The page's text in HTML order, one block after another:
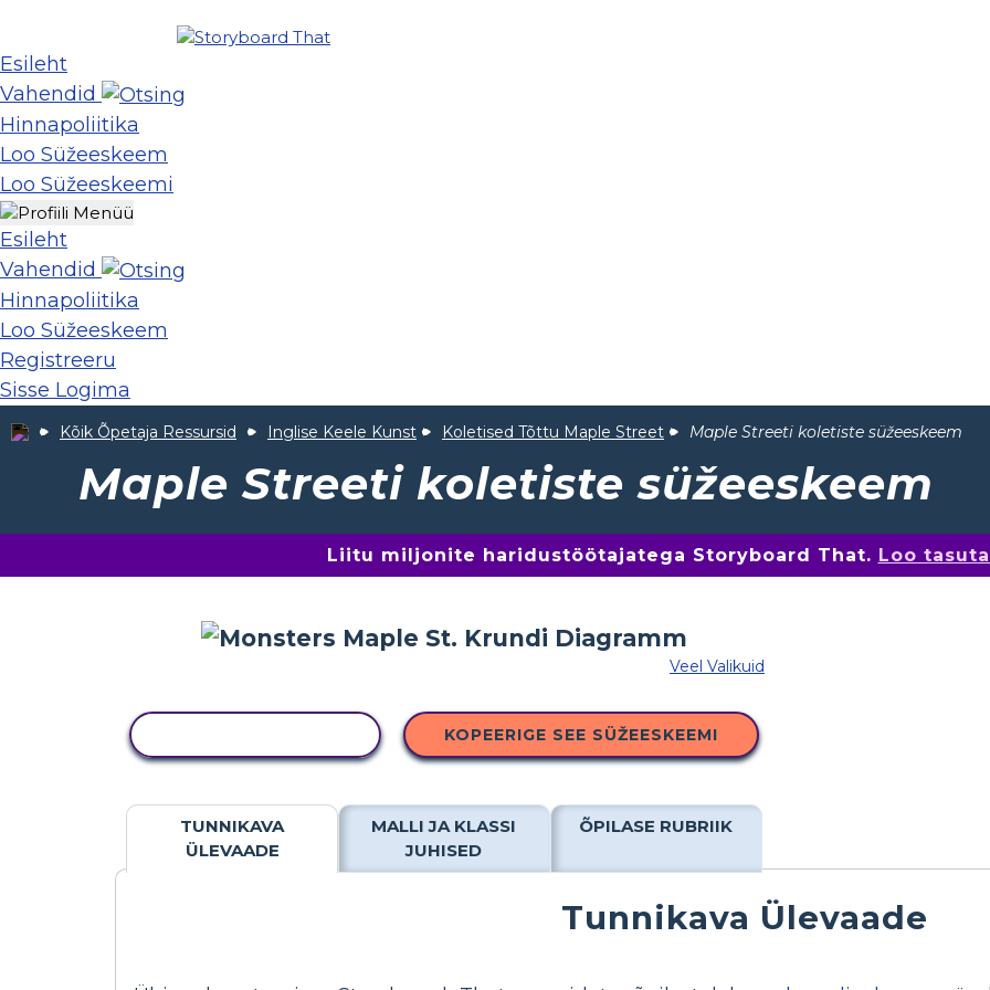
Esileht
Vahendid
Hinnapoliitika
Loo Süžeeskeem
Loo Süžeeskeemi
Esileht
Vahendid
Hinnapoliitika
Loo Süžeeskeem
Registreeru
Sisse Logima
Kõik Õpetaja Ressursid Inglise Keele Kunst Koletised Tõttu Maple Street Maple Streeti koletiste süžeeskeem
Maple Streeti koletiste süžeeskeem
Liitu miljonite haridustöötajatega Storyboard That. Loo
Veel Valikuid
KOPEERIGE SEE SÜŽEESKEEMI
TUNNIKAVA
ÜLEVAADE
MALLI JA KLASSI
JUHISED
ÕPILASE RUBRIIK
Tunnikava Ülevaade